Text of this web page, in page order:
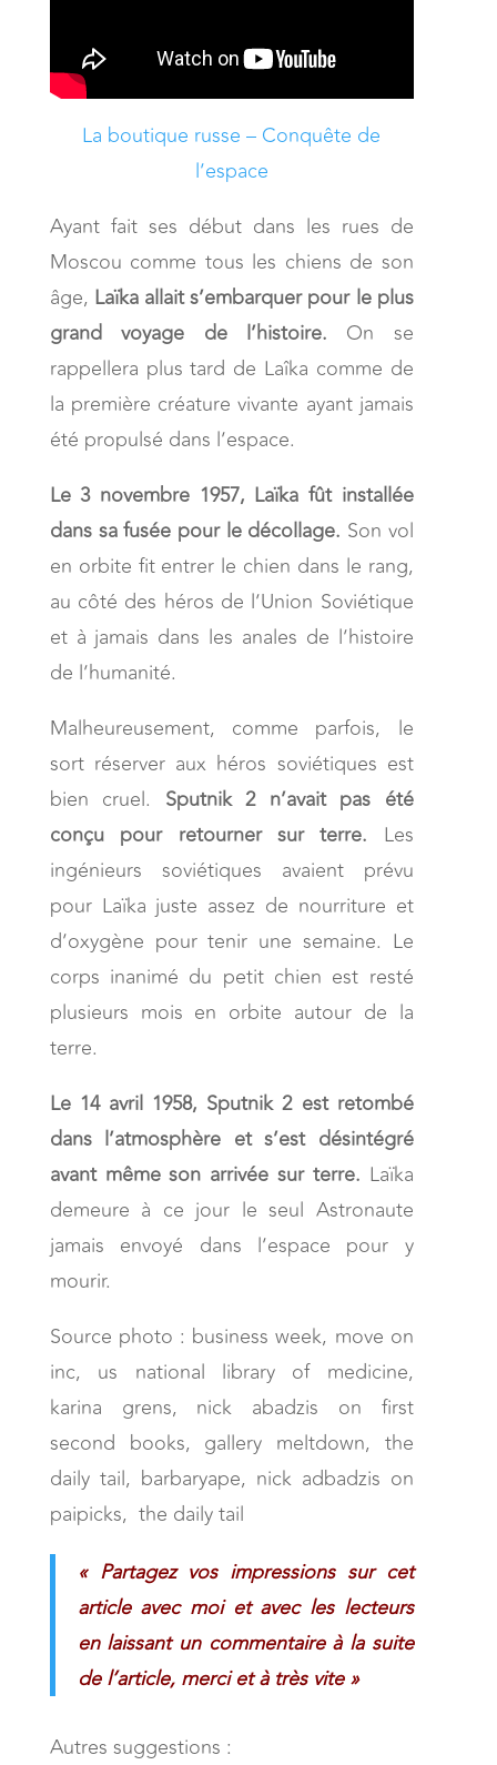
La boutique russe – Conquête de
l’espace
Ayant fait ses début dans les rues de
Moscou comme tous les chiens de son
âge, Laïka allait s’embarquer pour le plus
grand voyage de l’histoire. On se
rappellera plus tard de Laîka comme de
la première créature vivante ayant jamais
été propulsé dans l’espace.
Le 3 novembre 1957, Laïka fût installée
dans sa fusée pour le décollage. Son vol
en orbite fit entrer le chien dans le rang,
au côté des héros de l’Union Soviétique
et à jamais dans les anales de l’histoire
de l’humanité.
Malheureusement, comme parfois, le
sort réserver aux héros soviétiques est
bien cruel. Sputnik 2 n’avait pas été
conçu pour retourner sur terre. Les
ingénieurs soviétiques avaient prévu
pour Laïka juste assez de nourriture et
d’oxygène pour tenir une semaine. Le
corps inanimé du petit chien est resté
plusieurs mois en orbite autour de la
terre.
Le 14 avril 1958, Sputnik 2 est retombé
dans l’atmosphère et s’est désintégré
avant même son arrivée sur terre. Laïka
demeure à ce jour le seul Astronaute
jamais envoyé dans l’espace pour y
mourir.
Source photo : business week, move on
inc, us national library of medicine,
karina grens, nick abadzis on first
second books, gallery meltdown, the
daily tail, barbaryape, nick adbadzis on
paipicks, the daily tail
« Partagez vos impressions sur cet
article avec moi et avec les lecteurs
en laissant un commentaire à la suite
de l’article, merci et à très vite »
Autres suggestions :